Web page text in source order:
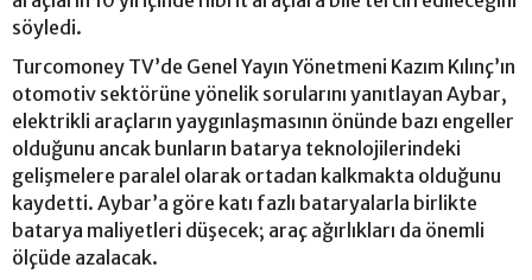
söyledi.
Turcomoney TV’de Genel Yayın Yönetmeni Kazım Kılınç’ın
otomotiv sektörüne yönelik sorularını yanıtlayan Aybar,
elektrikli araçların yaygınlaşmasının önünde bazı engeller
olduğunu ancak bunların batarya teknolojilerindeki
gelişmelere paralel olarak ortadan kalkmakta olduğunu
kaydetti. Aybar’a göre katı fazlı bataryalarla birlikte
batarya maliyetleri düşecek; araç ağırlıkları da önemli
ölçüde azalacak.